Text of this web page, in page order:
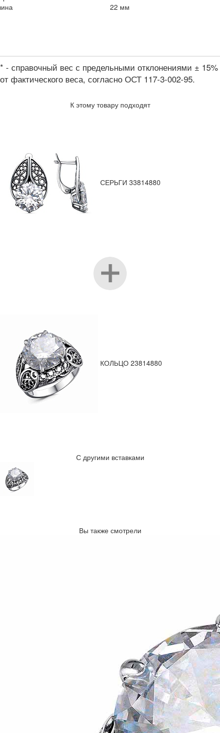
22 мм
* - справочный вес с предельными отклонениями ± 15%
от фактического веса, согласно ОСТ 117-3-002-95.
К этому товару подходят
СЕРЬГИ 33814880
КОЛЬЦО 23814880
С другими вставками
Вы также смотрели